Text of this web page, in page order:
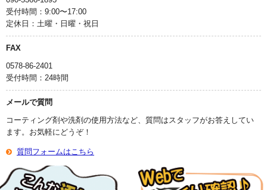
受付時間：9:00〜17:00
定休日：土曜・日曜・祝日
FAX
0578-86-2401
受付時間：24時間
メールで質問
コーティング剤や洗剤の使用方法など、質問はスタッフがお答えしてい
ます。お気軽にどうぞ！
質問フォームはこちら